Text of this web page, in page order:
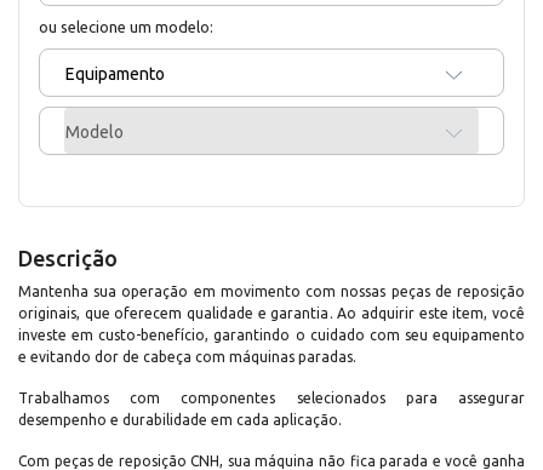
ou selecione um modelo:
Equipamento
Modelo
Descrição
Mantenha sua operação em movimento com nossas peças de reposição
originais, que oferecem qualidade e garantia. Ao adquirir este item, você
investe em custo-benefício, garantindo o cuidado com seu equipamento
e evitando dor de cabeça com máquinas paradas.
Trabalhamos com componentes selecionados para assegurar
desempenho e durabilidade em cada aplicação.
Com peças de reposição CNH, sua máquina não fica parada e você ganha